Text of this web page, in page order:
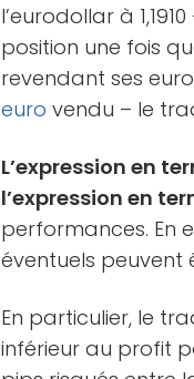
l’eurodollar à
position une fois
revendant ses
euro vendu – le
L’expression en
l’expression en
performances. En
éventuels peuvent
En particulier, le
inférieur au profit